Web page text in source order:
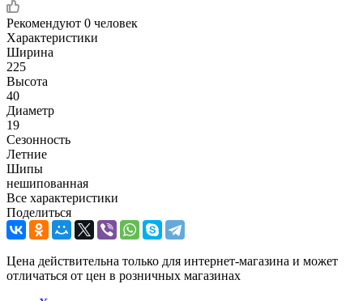
Рекомендуют 0 человек
Характеристики
Ширина
225
Высота
40
Диаметр
19
Сезонность
Летние
Шипы
нешипованная
Все характеристики
Поделиться
Цена действительна только для интернет-магазина и может
отличаться от цен в розничных магазинах